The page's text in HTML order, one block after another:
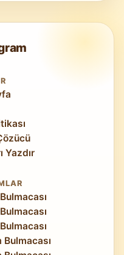
gibi hissettiren
önerilir;
disiplin
Yazdır